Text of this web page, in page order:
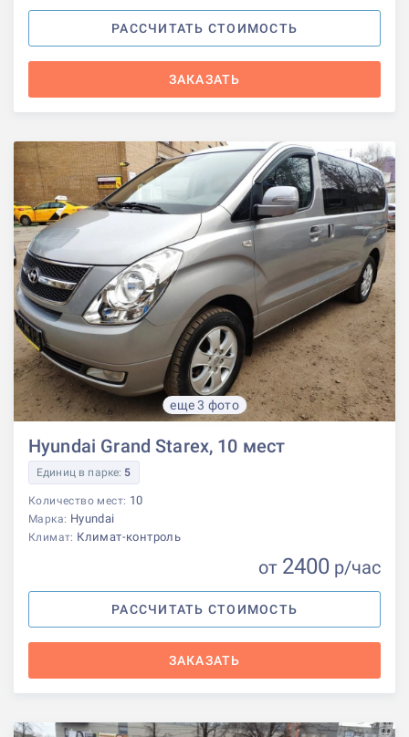
РАССЧИТАТЬ СТОИМОСТЬ
ЗАКАЗАТЬ
еще 3 фото
Hyundai Grand Starex, 10 мест
Единиц в парке: 5
Количество мест: 10
Марка: Hyundai
Климат: Климат-контроль
от 2400 р/час
РАССЧИТАТЬ СТОИМОСТЬ
ЗАКАЗАТЬ